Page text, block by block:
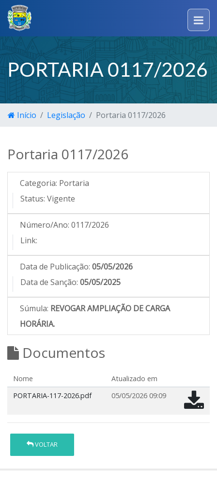
PORTARIA 0117/2026
Início Legislação Portaria 0117/2026
Portaria 0117/2026
Categoria: Portaria
Status: Vigente
Número/Ano: 0117/2026
Link:
Data de Publicação: 05/05/2026
Data de Sanção: 05/05/2025
Súmula: REVOGAR AMPLIAÇÃO DE CARGA
HORÁRIA.
Documentos
Nome
Atualizado em
PORTARIA-117-2026.pdf
05/05/2026 09:09
VOLTAR